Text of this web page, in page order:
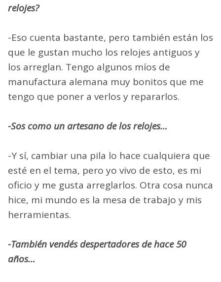
relojes?
-Eso cuenta bastante, pero también están los
que le gustan mucho los relojes antiguos y
los arreglan. Tengo algunos míos de
manufactura alemana muy bonitos que me
tengo que poner a verlos y repararlos.
-Sos como un artesano de los relojes…
-Y sí, cambiar una pila lo hace cualquiera que
esté en el tema, pero yo vivo de esto, es mi
oficio y me gusta arreglarlos. Otra cosa nunca
hice, mi mundo es la mesa de trabajo y mis
herramientas.
-También vendés despertadores de hace 50
años…